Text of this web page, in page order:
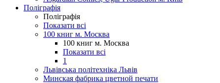
Поліграфія
Поліграфія
Показати всі
100 книг м. Москва
100 книг м. Москва
Показати всі
1
Львівська політехніка Львів
Минская фабрика цветной печати